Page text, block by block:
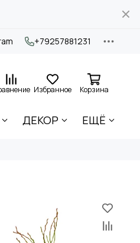
+79257881231
Избранное Корзина
ДЕКОР ЕЩЁ